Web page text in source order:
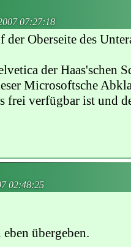
07:27:18
Oberseite des
der Haas'schen
Microsoftsche
frei verfügbar ist und
02:48:25
übergeben.